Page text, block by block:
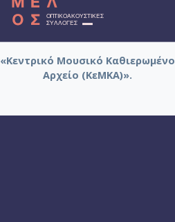
«Κεντρικό Μουσικό Καθιερωμένο
Αρχείο (ΚεΜΚΑ)».